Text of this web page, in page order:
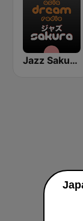
Jazz Sakura - asia DREAM radio